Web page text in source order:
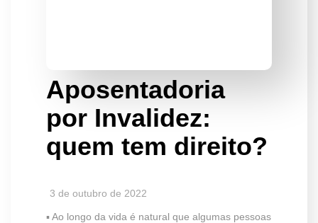
Aposentadoria
por Invalidez:
quem tem direito?
3 de outubro de 2022
▪️ Ao longo da vida é natural que algumas pessoas